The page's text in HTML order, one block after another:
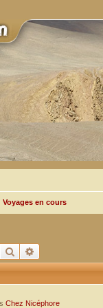
Voyages en cours
Rechercher
Chez Nicéphore